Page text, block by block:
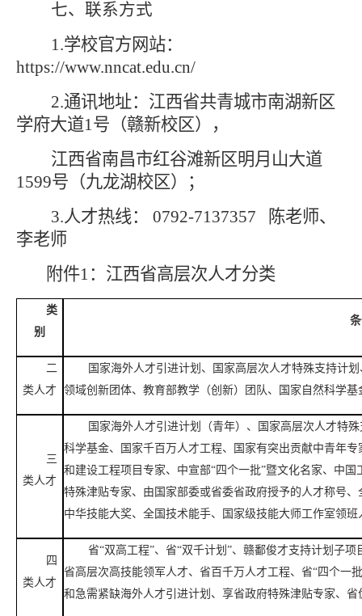
七、联系方式
1.学校官方网站：
https://www.nncat.edu.cn/
2.通讯地址： 江西省共青城市南湖新区
学府大道1号（赣新校区），
江西省南昌市红谷滩新区明月山大道
1599号（九龙湖校区）；
3.人才热线： 0792-7137357 陈老师、
李老师
附件1： 江西省高层次人才分类
类
别
二
类人才
国家海外人才引进计划、国家高层次人才特殊支持计
领域创新团体、教育部教学（创新）团队、国家自然科学
三
类人才
国家海外人才引进计划（青年）、国家高层次人才特
科学基金、国家千百万人才工程、国家有突出贡献中青年
和建设工程项目专家、中宣部“四个一批”暨文化名家、中
特殊津贴专家、由国家部委或省委省政府授予的人才称号
中华技能大奖、全国技术能手、国家级技能大师工作室领班
四
类人才
省“双高工程”、省“双千计划”、赣鄱俊才支持计划子
省高层次高技能领军人才、省百千万人才工程、省“四个一
和急需紧缺海外人才引进计划、享省政府特殊津贴专家、省